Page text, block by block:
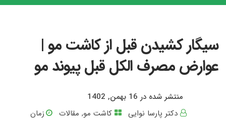
سیگار کشیدن قبل از کاشت مو |
عوارض مصرف الکل قبل پیوند مو
منتشر شده در 16 بهمن, 1402
دکتر پارسا نوایی
کاشت مو, مقالات
زمان